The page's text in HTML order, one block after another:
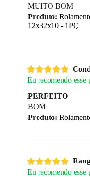
MUITO BOM
Produto:
12x32x10 - 1PÇ
Eu recomendo esse
PERFEITO
BOM
Produto:
Eu recomendo esse